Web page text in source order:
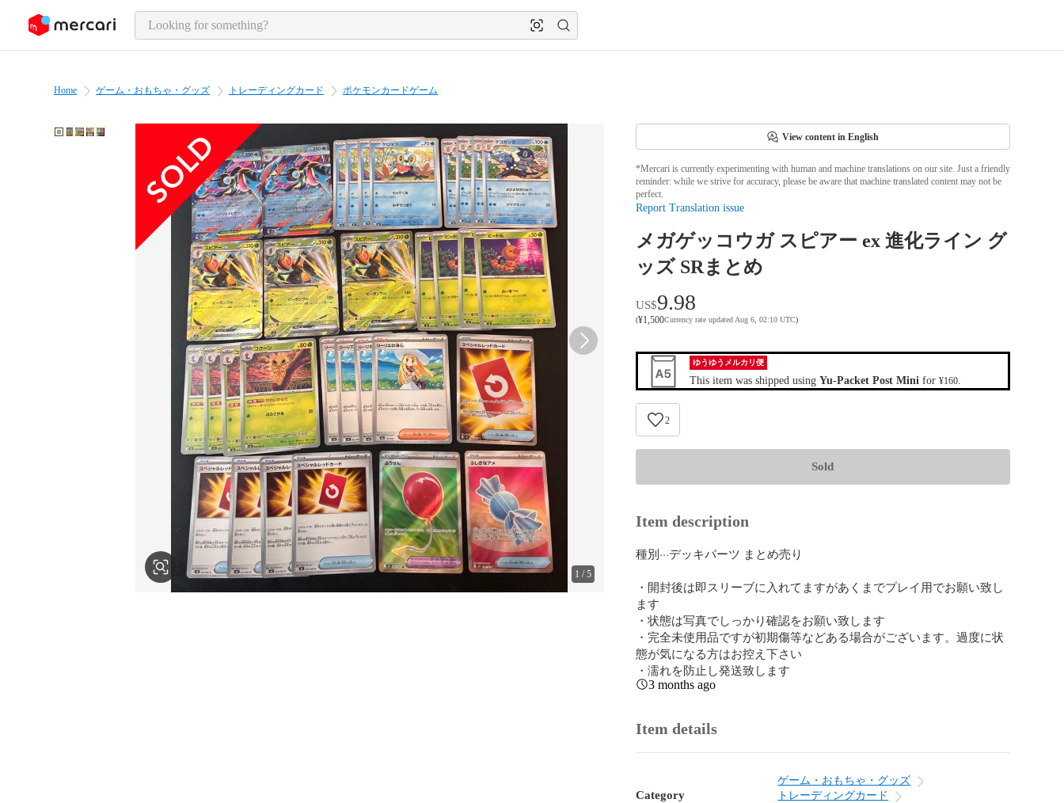
page content
Home ゲーム・おもちゃ・グッズ トレーディングカード ポケモンカードゲーム
1 /5
View content in English
*Mercari is currently experimenting with human and machine translations on our site. Just a friendly
reminder: while we strive for accuracy, please be aware that machine translated content may not be
perfect.
Report Translation issue
メガゲッコウガ スピアー ex 進化ライン グ
ッズ SRまとめ
US$9.98
(¥1,500Currency rate updated Aug 6, 02:10 UTC)
ゆうゆうメルカリ便
This item was shipped using Yu-Packet Post Minifor ¥160.
2
Sold
Item description
種別···デッキパーツ まとめ売り
・開封後は即スリーブに入れてますがあくまでプレイ用でお願い致し
ます
・状態は写真でしっかり確認をお願い致します
・完全未使用品ですが初期傷等などある場合がございます。過度に状
態が気になる方はお控え下さい
・濡れを防止し発送致します
3 months ago
Item details
Category
ゲーム・おもちゃ・グッズ
トレーディングカード